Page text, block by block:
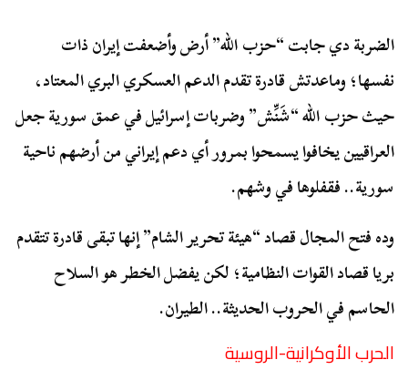
الضربة دي جابت “حزب الله” أرض وأضعفت إيران ذات
نفسها؛ وماعدتش قادرة تقدم الدعم العسكري البري المعتاد،
حيث حزب الله “شَنِّش” وضربات إسرائيل في عمق سورية جعل
العراقيين يخافوا يسمحوا بمرور أي دعم إيراني من أرضهم ناحية
سورية.. فقفلوها في وشهم.
وده فتح المجال قصاد “هيئة تحرير الشام” إنها تبقى قادرة تتقدم
بريا قصاد القوات النظامية؛ لكن يفضل الخطر هو السلاح
الحاسم في الحروب الحديثة.. الطيران.
الحرب الأوكرانية-الروسية